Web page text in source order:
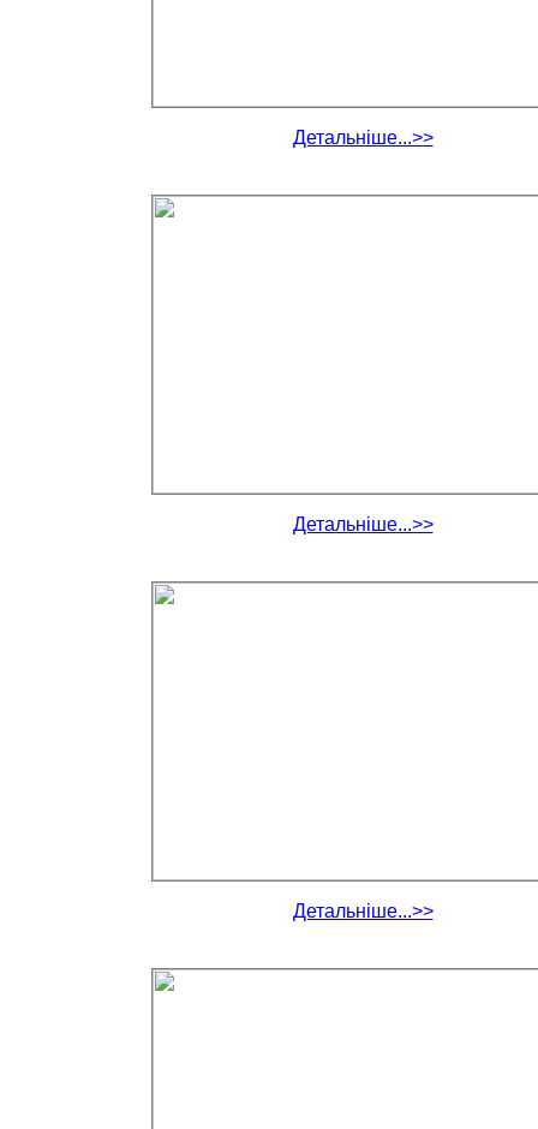
Детальніше...>>
Детальніше...>>
Детальніше...>>